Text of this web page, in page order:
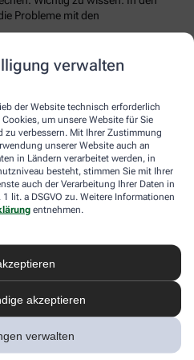
verwalten
der Website technisch erforderlich
um unsere Website für Sie
verbessern. Mit Ihrer Zustimmung
unserer Website auch an
in Ländern verarbeitet werden, in
besteht, stimmen Sie mit Ihrer
auch der Verarbeitung Ihrer Daten in
lit. a DSGVO zu. Weitere Informationen
entnehmen.
akzeptieren
verwalten
Probleme mit den
Behandlung ist allerdings
auch als solche erkannt wird.
Und sich auf keinen Fall
an und sichern Sie
für unsere